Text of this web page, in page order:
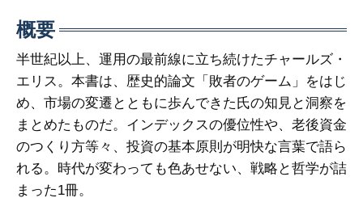
概要
半世紀以上、運用の最前線に立ち続けたチャールズ・
エリス。本書は、歴史的論文「敗者のゲーム」をはじ
め、市場の変遷とともに歩んできた氏の知見と洞察を
まとめたものだ。インデックスの優位性や、老後資金
のつくり方等々、投資の基本原則が明快な言葉で語ら
れる。時代が変わっても色あせない、戦略と哲学が詰
まった1冊。